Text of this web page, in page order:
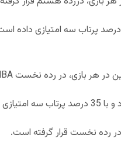
دفاع میلواکی باکس 41 درصد به حریفان خود موقعیت